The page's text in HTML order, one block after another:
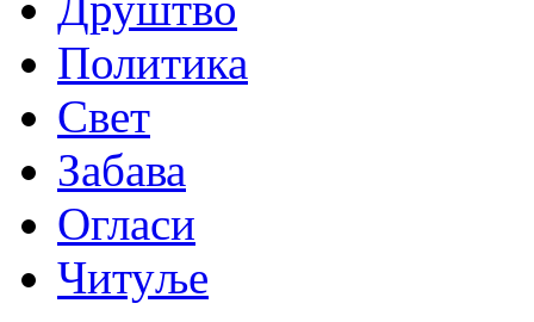
Политика
Свет
Забава
Огласи
Читуље